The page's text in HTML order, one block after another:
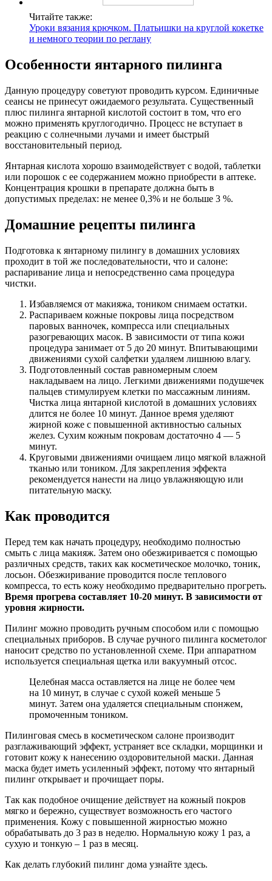
Читайте также:
Уроки вязания крючком. Платьишки на круглой кокетке
и немного теории по реглану
Особенности янтарного пилинга
Данную процедуру советуют проводить курсом. Единичные
сеансы не принесут ожидаемого результата. Существенный
плюс пилинга янтарной кислотой состоит в том, что его
можно применять круглогодично. Процесс не вступает в
реакцию с солнечными лучами и имеет быстрый
восстановительный период.
Янтарная кислота хорошо взаимодействует с водой, таблетки
или порошок с ее содержанием можно приобрести в аптеке.
Концентрация крошки в препарате должна быть в
допустимых пределах: не менее 0,3% и не больше 3 %.
Домашние рецепты пилинга
Подготовка к янтарному пилингу в домашних условиях
проходит в той же последовательности, что и салоне:
распаривание лица и непосредственно сама процедура
чистки.
Избавляемся от макияжа, тоником снимаем остатки.
Распариваем кожные покровы лица посредством
паровых ванночек, компресса или специальных
разогревающих масок. В зависимости от типа кожи
процедура занимает от 5 до 20 минут. Впитывающими
движениями сухой салфетки удаляем лишнюю влагу.
Подготовленный состав равномерным слоем
накладываем на лицо. Легкими движениями подушечек
пальцев стимулируем клетки по массажным линиям.
Чистка лица янтарной кислотой в домашних условиях
длится не более 10 минут. Данное время уделяют
жирной коже с повышенной активностью сальных
желез. Сухим кожным покровам достаточно 4 — 5
минут.
Круговыми движениями очищаем лицо мягкой влажной
тканью или тоником. Для закрепления эффекта
рекомендуется нанести на лицо увлажняющую или
питательную маску.
Как проводится
Перед тем как начать процедуру, необходимо полностью
смыть с лица макияж. Затем оно обезжиривается с помощью
различных средств, таких как косметическое молочко, тоник,
лосьон. Обезжиривание проводится после теплового
компресса, то есть кожу необходимо предварительно прогреть.
Время прогрева составляет 10-20 минут. В зависимости от
уровня жирности.
Пилинг можно проводить ручным способом или с помощью
специальных приборов. В случае ручного пилинга косметолог
наносит средство по установленной схеме. При аппаратном
используется специальная щетка или вакуумный отсос.
Целебная масса оставляется на лице не более чем
на 10 минут, в случае с сухой кожей меньше 5
минут. Затем она удаляется специальным спонжем,
промоченным тоником.
Пилинговая смесь в косметическом салоне производит
разглаживающий эффект, устраняет все складки, морщинки и
готовит кожу к нанесению оздоровительной маски. Данная
маска будет иметь усиленный эффект, потому что янтарный
пилинг открывает и прочищает поры.
Так как подобное очищение действует на кожный покров
мягко и бережно, существует возможность его частого
применения. Кожу с повышенной жирностью можно
обрабатывать до 3 раз в неделю. Нормальную кожу 1 раз, а
сухую и тонкую – 1 раз в месяц.
Как делать глубокий пилинг дома узнайте здесь.